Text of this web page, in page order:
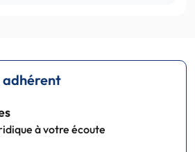
adhérent
à votre écoute